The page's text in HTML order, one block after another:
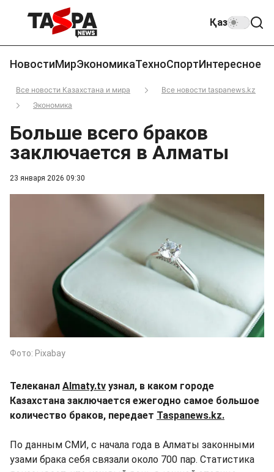
Қаз
НовостиМирЭкономикаТехноСпортИнтересное
Все новости Казахстана и мира
Все новости taspanews.kz
Экономика
23 января 2026 09:30
Больше всего браков
заключается в Алматы
Фото: Pixabay
Телеканал Almaty.tv узнал, в каком городе
Казахстана заключается ежегодно самое большое
количество браков, передает Taspanews.kz.
По данным СМИ, с начала года в Алматы законными
узами брака себя связали около 700 пар. Статистика